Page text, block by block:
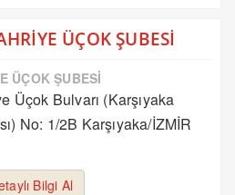
ÜÇOK ŞUBESİ
ÜÇOK ŞUBESİ
Üçok Bulvarı (Karşıyaka
No: 1/2B Karşıyaka/İZMİR
Bilgi Al